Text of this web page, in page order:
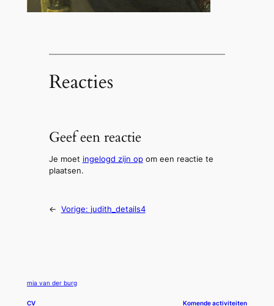
Reacties
Geef een reactie
Je moet ingelogd zijn opom een reactie te
plaatsen.
← Vorige: judith_details4
mia van der burg
CV Komende activiteiten